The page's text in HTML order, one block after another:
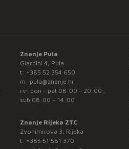
Znanje Pula
Giardini 4, Pula
t: +385 52 354 650
m: pula@znanje.hr
rv: pon - pet 08:00 - 20:00 ;
sub 08:00 – 14:00
Znanje Rijeka ZTC
Zvonimirova 3, Rijeka
t: +385 51 581 370